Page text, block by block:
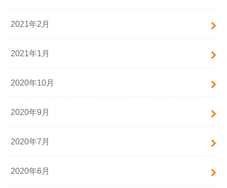
2021年2月
2021年1月
2020年10月
2020年9月
2020年7月
2020年6月